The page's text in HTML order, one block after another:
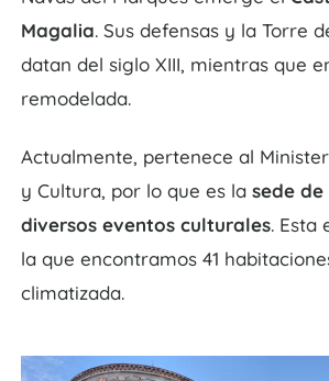
Magalia. Sus defensas y la Torre
datan del siglo XIII, mientras que
remodelada.
Actualmente, pertenece al
y Cultura, por lo que es la sede de
diversos eventos culturales. Esta
la que encontramos 41
climatizada.